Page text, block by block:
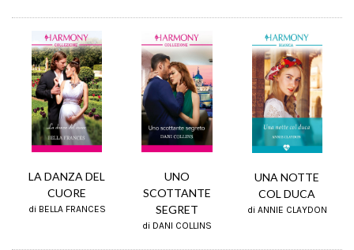
LA DANZA DEL
CUORE
di BELLA FRANCES
UNO
SCOTTANTE
SEGRET
di DANI COLLINS
UNA NOTTE
COL DUCA
di ANNIE CLAYDON